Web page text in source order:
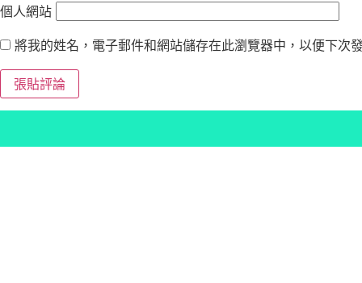
個人網站
將我的姓名，電子郵件和網站儲存在此瀏覽器中，以便下次